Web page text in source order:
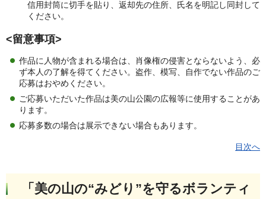
信用封筒に切手を貼り、返却先の住所、氏名を明記し同封して
ください。
<留意事項>
作品に人物が含まれる場合は、肖像権の侵害とならないよう、必
ず本人の了解を得てください。盗作、模写、自作でない作品のご
応募はおやめください。
ご応募いただいた作品は美の山公園の広報等に使用することがあ
ります。
応募多数の場合は展示できない場合もあります。
目次へ
「美の山の“みどり”を守るボランティ